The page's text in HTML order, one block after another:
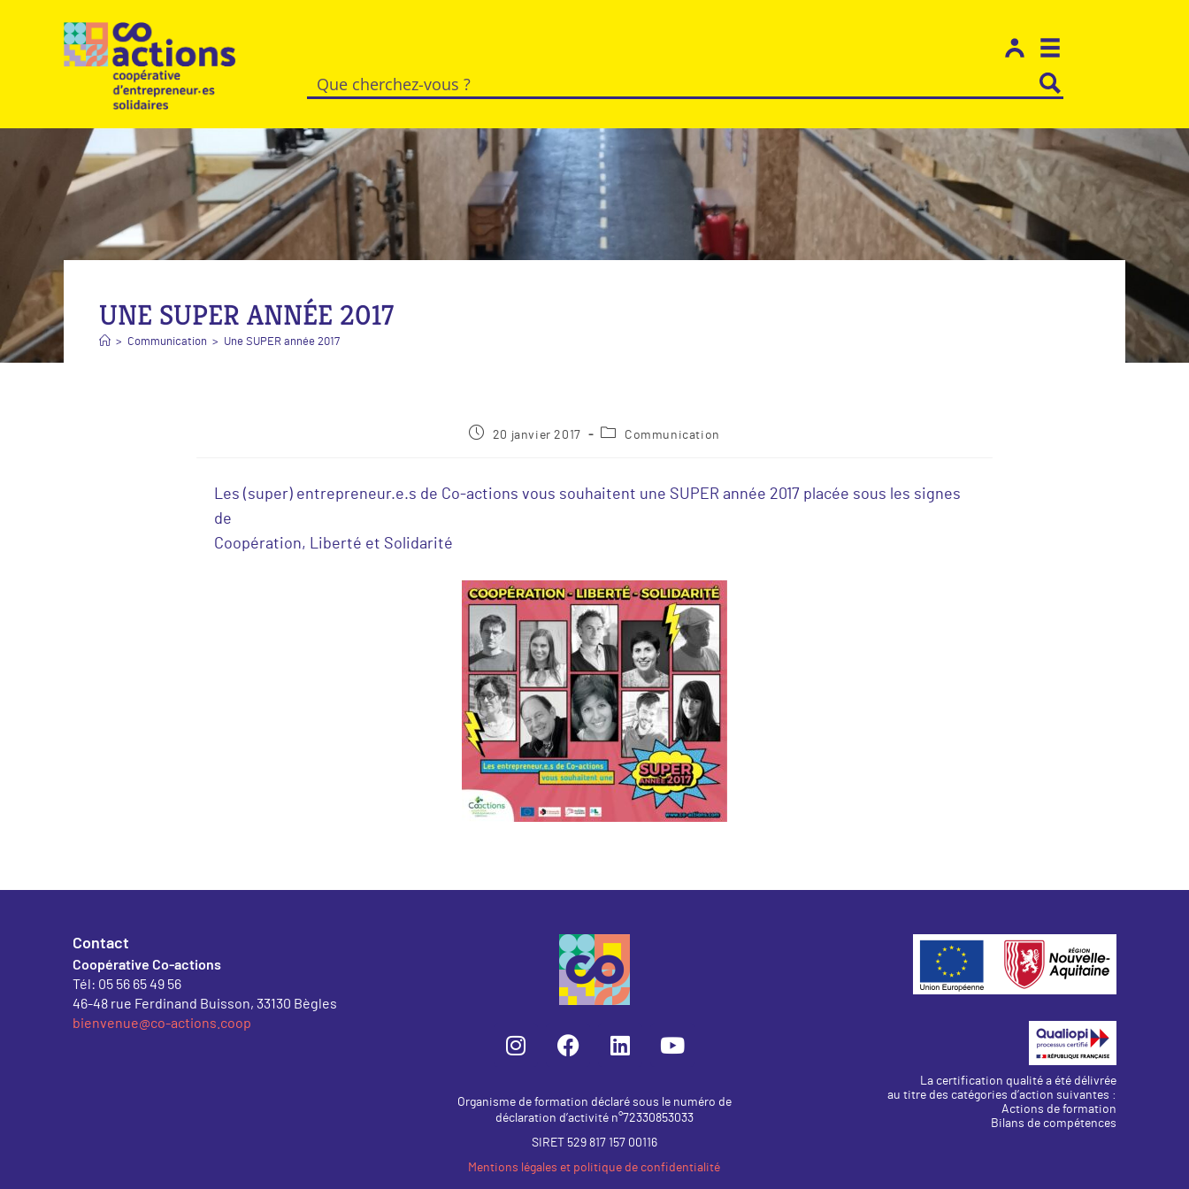
UNE SUPER ANNÉE 2017
> Communication > Une SUPER année 2017
20 janvier 2017 Communication
Les (super) entrepreneur.e.s de Co-actions vous souhaitent une SUPER année 2017 placée sous les signes
de
Coopération, Liberté et Solidarité
Contact
Coopérative Co-actions
Tél: 05 56 65 49 56
46-48 rue Ferdinand Buisson, 33130 Bègles
bienvenue@co-actions.coop
Organisme de formation déclaré sous le numéro de
déclaration d’activité n°72330853033
SIRET 529 817 157 00116
Mentions légales et politique de confidentialité
La certification qualité a été délivrée
au titre des catégories d’action suivantes :
Actions de formation
Bilans de compétences